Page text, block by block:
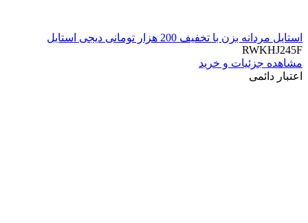
استایل مردانه بزن با تخفیف 200 هزار تومانی دیجی استایل
RWKHJ245F
مشاهده جزئیات و خرید
اعتبار دائمی